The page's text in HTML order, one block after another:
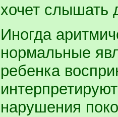
хочет слышать
Иногда
нормальные
ребенка
нарушения